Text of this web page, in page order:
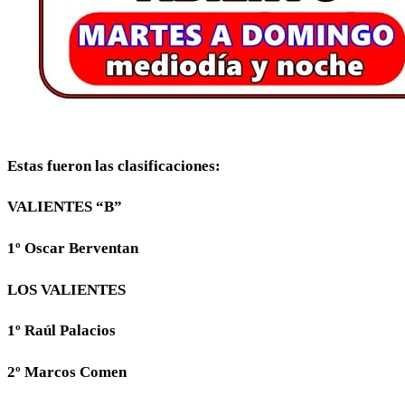
Estas fueron las clasificaciones:
VALIENTES “B”
1º Oscar Berventan
LOS VALIENTES
1º Raúl Palacios
2º Marcos Comen